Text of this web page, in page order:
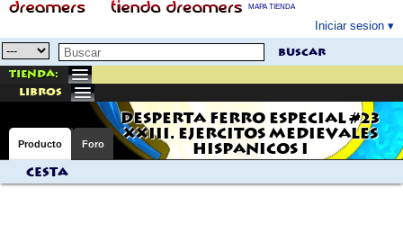
MAPA TIENDA
Iniciar sesion
buscar
Tienda:
libros
DESPERTA FERRO ESPECIAL #23
XXIII. EJERCITOS MEDIEVALES
HISPANICOS I
Producto Foro
Cesta